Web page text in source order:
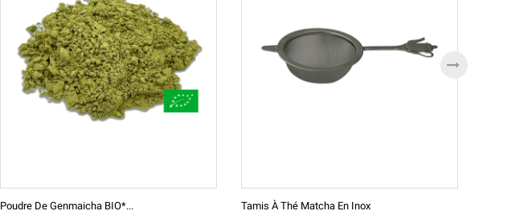
Poudre De Genmaicha BIO*... Tamis À Thé Matcha En Inox